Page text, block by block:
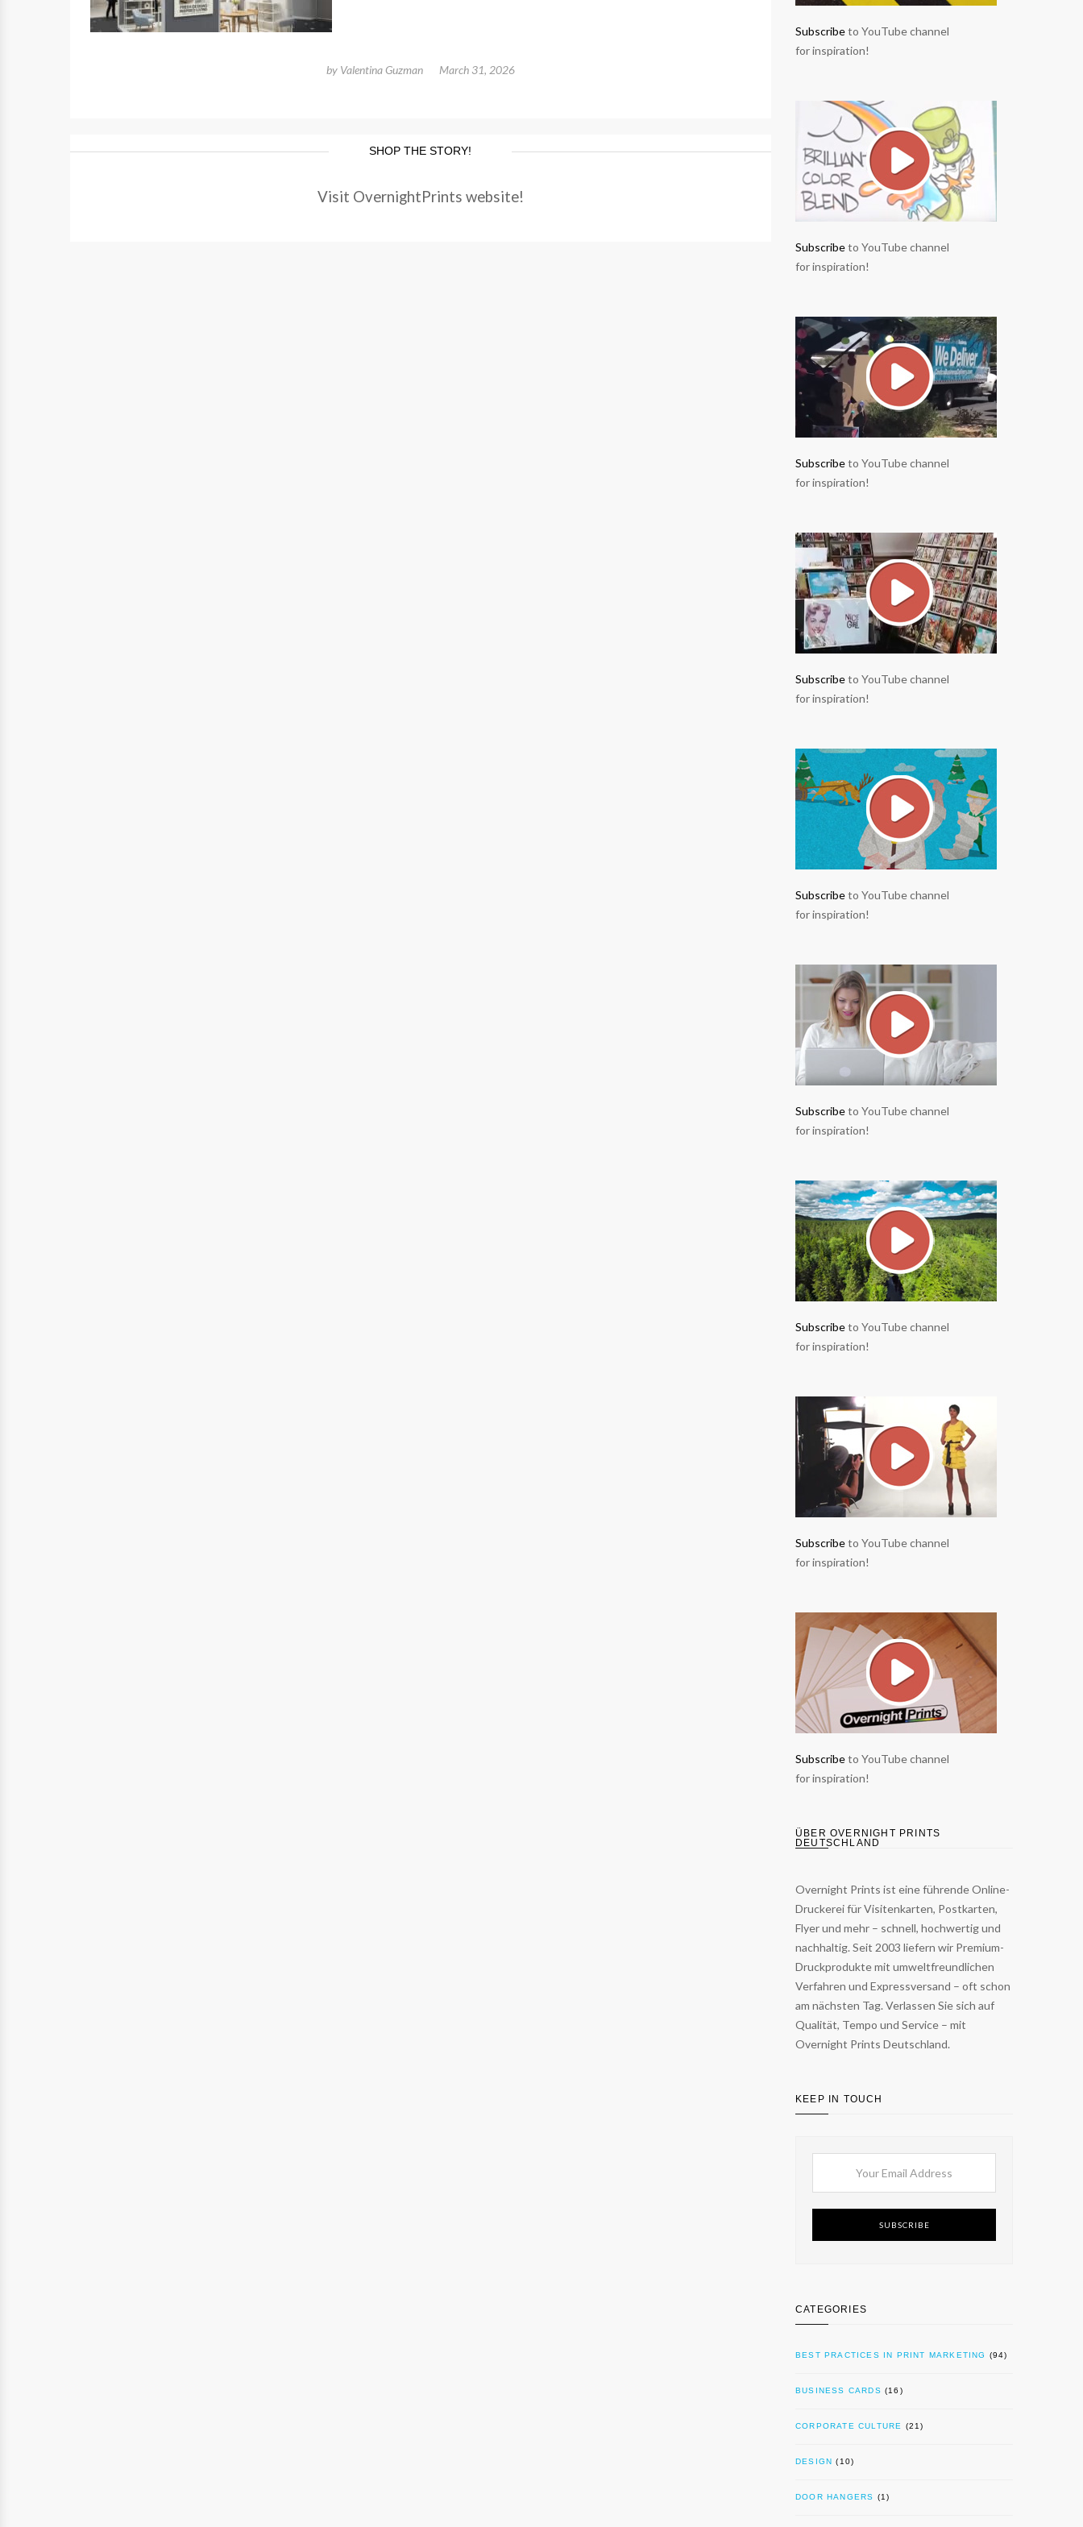
by Valentina Guzman March 31, 2026
SHOP THE STORY!
Visit OvernightPrints website!
Subscribeto YouTube channel
for inspiration!
Subscribeto YouTube channel
for inspiration!
Subscribeto YouTube channel
for inspiration!
Subscribeto YouTube channel
for inspiration!
Subscribeto YouTube channel
for inspiration!
Subscribeto YouTube channel
for inspiration!
Subscribeto YouTube channel
for inspiration!
Subscribeto YouTube channel
for inspiration!
Subscribeto YouTube channel
for inspiration!
ÜBER OVERNIGHT PRINTS
DEUTSCHLAND
Overnight Prints ist eine führende Online-
Druckerei für Visitenkarten, Postkarten,
Flyer und mehr – schnell, hochwertig und
nachhaltig. Seit 2003 liefern wir Premium-
Druckprodukte mit umweltfreundlichen
Verfahren und Expressversand – oft schon
am nächsten Tag. Verlassen Sie sich auf
Qualität, Tempo und Service – mit
Overnight Prints Deutschland.
KEEP IN TOUCH
SUBSCRIBE
CATEGORIES
BEST PRACTICES IN PRINT MARKETING (94)
BUSINESS CARDS (16)
CORPORATE CULTURE (21)
DESIGN (10)
DOOR HANGERS (1)